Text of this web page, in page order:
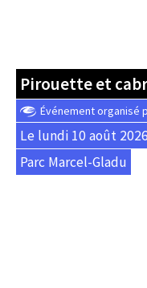
Pirouette et
Événement organisé
Le lundi 10 août
Parc Marcel-Gladu